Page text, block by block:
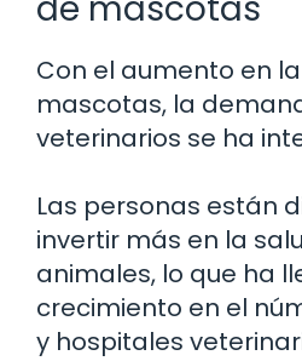
Con el aumento en
mascotas, la
veterinarios se ha
Las personas están
invertir más en la
animales, lo que ha
crecimiento en el
y hospitales